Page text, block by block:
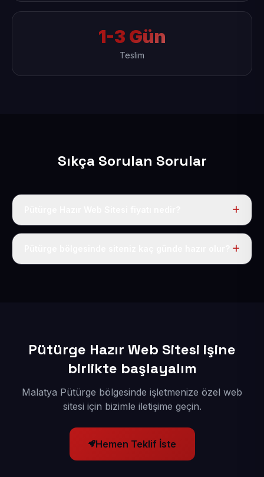
1-3 Gün
Teslim
Sıkça Sorulan Sorular
Tek fiyat uygulanır: yıllık 50 USD + KDV. Bu bedele alan
Pütürge Hazır Web Sitesi işine
birlikte başlayalım
Malatya Pütürge bölgesinde işletmenize özel web
sitesi için bizimle iletişime geçin.
Hemen Teklif İste